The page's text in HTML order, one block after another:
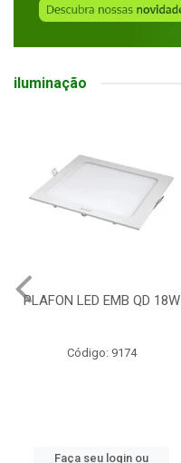
iluminação
PLAFON LED EMB QD 18W
Código: 9174
Faça seu login ou